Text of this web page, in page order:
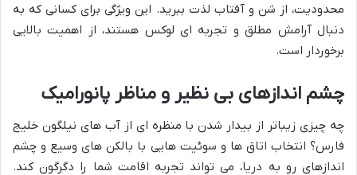
محدودیت، از شن و آفتاب لذت ببرید. این ویژگی برای کسانی که به
دنبال آرامش مطلق و تجربه ای لوکس هستند، از اهمیت بالایی
برخوردار است.
چشم اندازهای بی نظیر و مناظر پانورامیک
چه چیزی زیباتر از بیدار شدن با منظره ای از آب های نیلگون خلیج
فارس؟ انتخاب اتاق ها و سوئیت هایی با بالکن های وسیع و چشم
اندازهای رو به دریا، می تواند تجربه اقامت شما را دگرگون کند.